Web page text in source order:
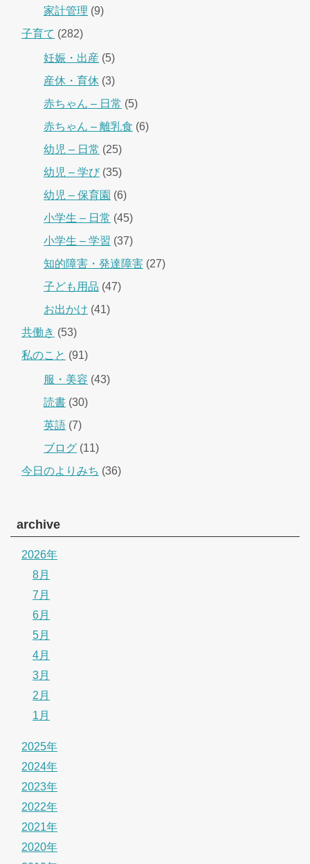
家計管理 (9)
子育て (282)
妊娠・出産 (5)
産休・育休 (3)
赤ちゃん – 日常 (5)
赤ちゃん – 離乳食 (6)
幼児 – 日常 (25)
幼児 – 学び(35)
幼児 – 保育園 (6)
小学生 – 日常 (45)
小学生 – 学習 (37)
知的障害・発達障害 (27)
子ども用品 (47)
お出かけ (41)
共働き (53)
私のこと (91)
服・美容 (43)
読書 (30)
英語 (7)
ブログ (11)
今日のよりみち (36)
archive
2026年
8月
7月
6月
5月
4月
3月
2月
1月
2025年
2024年
2023年
2022年
2021年
2020年